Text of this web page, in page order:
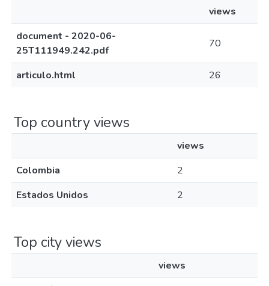
views
document - 2020-06-
25T111949.242.pdf
70
articulo.html 26
Top country views
views
Colombia
2
Estados Unidos
2
Top city views
views